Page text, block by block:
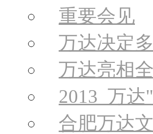
重要会见
万达决定
万达亮相
2013 万达
合肥万达